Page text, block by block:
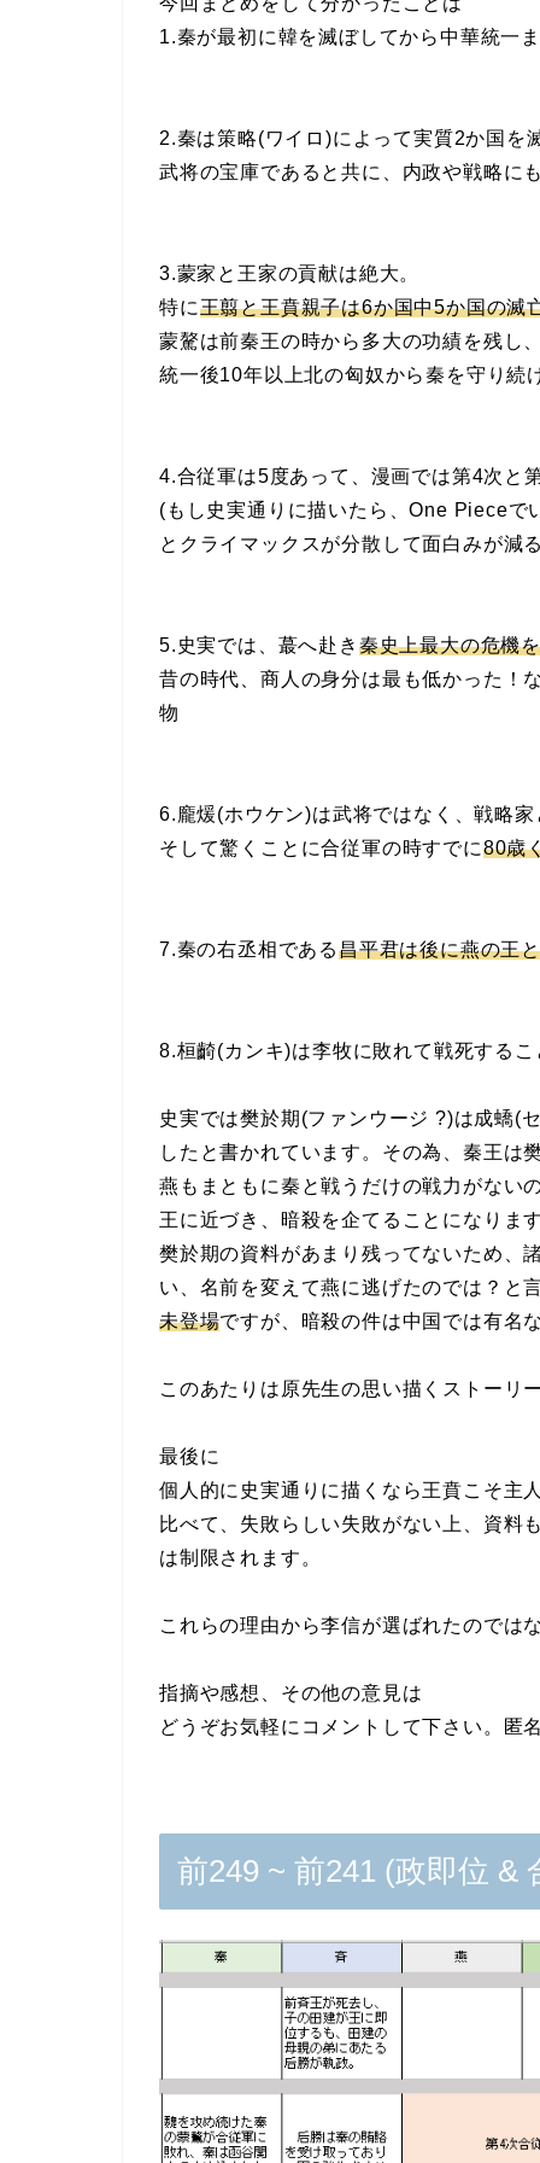
1.秦が最初に韓を滅ぼしてから中華統一
2.秦は策略(ワイロ)によって実質2か国を
武将の宝庫であると共に、内政や戦略に
3.蒙家と王家の貢献は絶大。
特に王翦と王賁親子は6か国中5か国の滅
蒙驁は前秦王の時から多大の功績を残し
統一後10年以上北の匈奴から秦を守り続
4.合従軍は5度あって、漫画では第4次と
(もし史実通りに描いたら、One Pieceで
とクライマックスが分散して面白みが減
5.史実では、蕞へ赴き 秦史上最大の危機
昔の時代、商人の身分は最も低かった！
物
6.龐煖(ホウケン)は武将ではなく、戦略
そして驚くことに合従軍の時すでに80歳
7.秦の右丞相である昌平君は後に燕の王
8.桓齮(カンキ)は李牧に敗れて戦死する
史実では樊於期(ファンウージ ?)は成蟜(
したと書かれています。その為、秦王は
燕もまともに秦と戦うだけの戦力がない
王に近づき、暗殺を企てることになりま
樊於期の資料があまり残ってないため、
い、名前を変えて燕に逃げたのでは？と
未登場ですが、暗殺の件は中国では有名
このあたりは原先生の思い描くストーリ
最後に
個人的に史実通りに描くなら王賁こそ主
比べて、失敗らしい失敗がない上、資料
は制限されます。
これらの理由から李信が選ばれたのでは
指摘や感想、その他の意見は
どうぞお気軽にコメントして下さい。匿
前249 ~ 前241 (政即位 &